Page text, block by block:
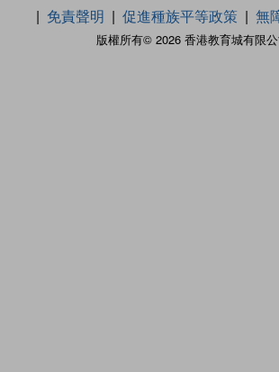
版權所有© 2026 香港教育城有限
免責聲明
促進種族平等政策 無